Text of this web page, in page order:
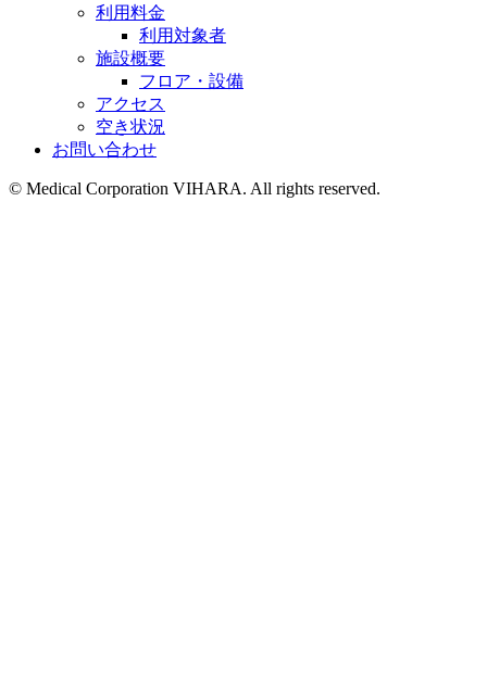
利用料金
利用対象者
施設概要
フロア・設備
アクセス
空き状況
お問い合わせ
©︎ Medical Corporation VIHARA. All rights reserved.